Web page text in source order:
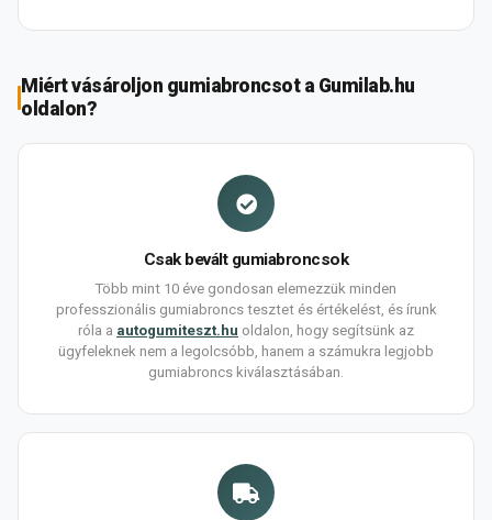
Miért vásároljon gumiabroncsot a Gumilab.hu
oldalon?
Csak bevált gumiabroncsok
Több mint 10 éve gondosan elemezzük minden
professzionális gumiabroncs tesztet és értékelést, és írunk
róla a autogumiteszt.hu oldalon, hogy segítsünk az
ügyfeleknek nem a legolcsóbb, hanem a számukra legjobb
gumiabroncs kiválasztásában.